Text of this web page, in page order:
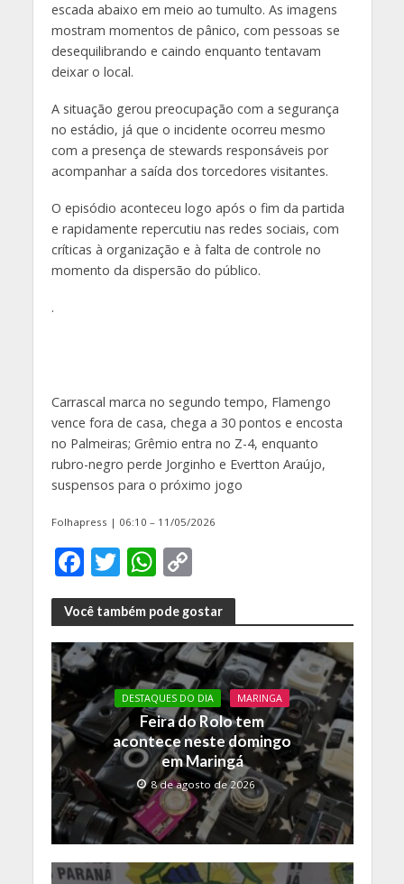
escada abaixo em meio ao tumulto. As imagens
mostram momentos de pânico, com pessoas se
desequilibrando e caindo enquanto tentavam
deixar o local.
A situação gerou preocupação com a segurança
no estádio, já que o incidente ocorreu mesmo
com a presença de stewards responsáveis por
acompanhar a saída dos torcedores visitantes.
O episódio aconteceu logo após o fim da partida
e rapidamente repercutiu nas redes sociais, com
críticas à organização e à falta de controle no
momento da dispersão do público.
.
Carrascal marca no segundo tempo, Flamengo
vence fora de casa, chega a 30 pontos e encosta
no Palmeiras; Grêmio entra no Z-4, enquanto
rubro-negro perde Jorginho e Evertton Araújo,
suspensos para o próximo jogo
Folhapress | 06:10 – 11/05/2026
F
ac
e
b
o
o
k
T
w
itt
er
W
h
at
s
A
p
p
C
o
p
y
Li
n
k
Você também pode gostar
DESTAQUES DO DIA MARINGA
Feira do Rolo tem
acontece neste domingo
em Maringá
8 de agosto de 2026